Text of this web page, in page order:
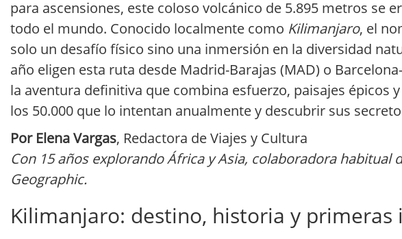
para ascensiones, este coloso volcánico de 5.895 metros se
todo el mundo. Conocido localmente como Kilimanjaro, el
solo un desafío físico sino una inmersión en la diversidad
año eligen esta ruta desde Madrid-Barajas (MAD) o
la aventura definitiva que combina esfuerzo, paisajes épicos
los 50.000 que lo intentan anualmente y descubrir sus
Por Elena Vargas, Redactora de Viajes y Cultura
Con 15 años explorando África y Asia, colaboradora habitual
Geographic.
Kilimanjaro: destino, historia y primeras